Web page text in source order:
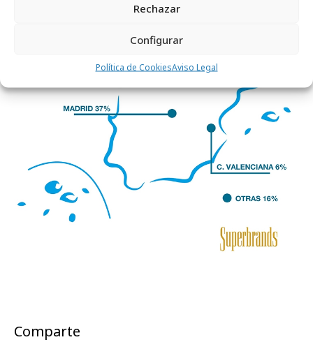
Rechazar
Configurar
Política de CookiesAviso Legal
Comparte